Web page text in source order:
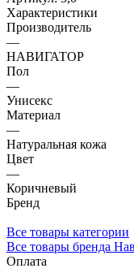
Характеристики
Производитель
—
НАВИГАТОР
Пол
—
Унисекс
Материал
—
Натуральная кожа
Цвет
—
Коричневый
Бренд
Все товары категории
Все товары бренда
Оплата